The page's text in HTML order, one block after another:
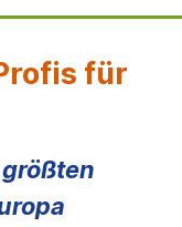
für